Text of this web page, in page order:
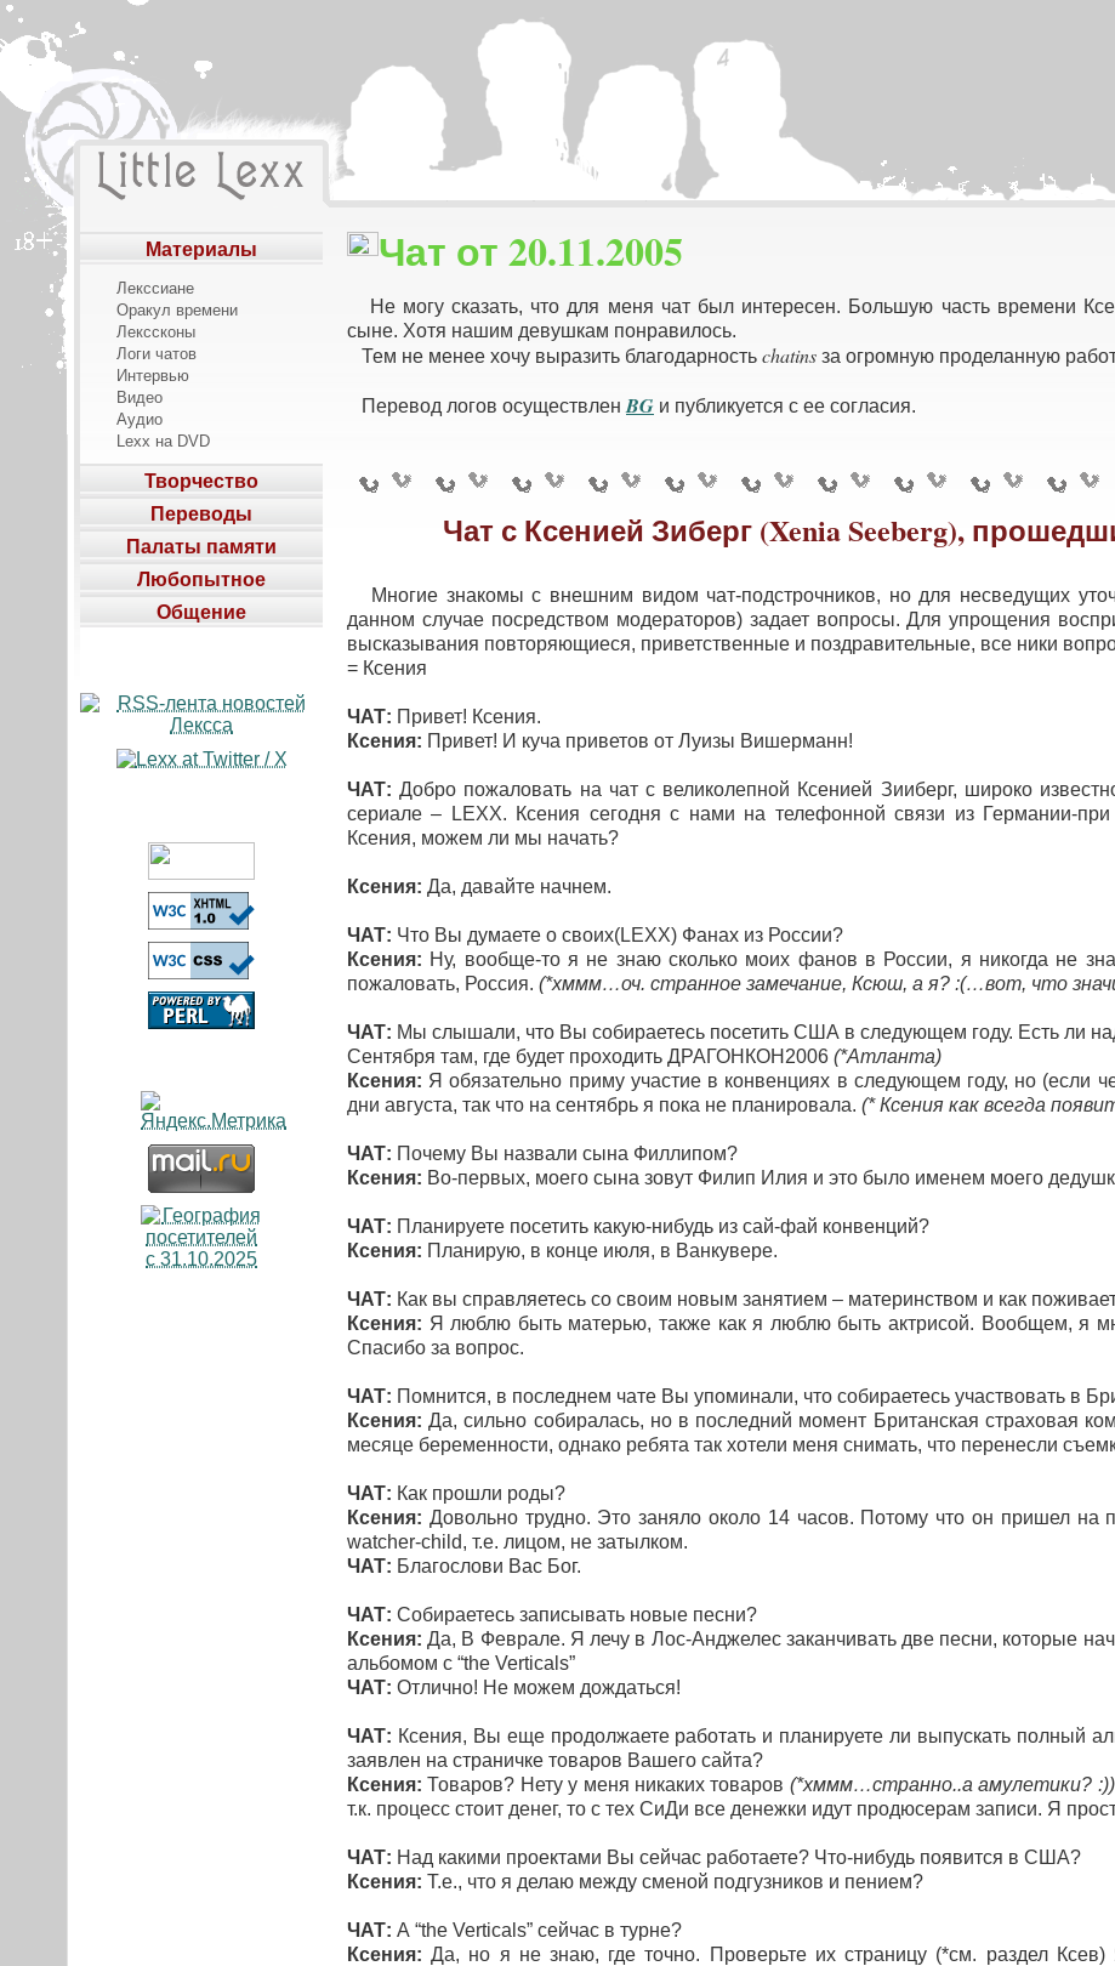
Материалы
Лекссиане
Оракул времени
Лекссконы
Логи чатов
Интервью
Видео
Аудио
Lexx на DVD
Творчество
Переводы
Палаты памяти
Любопытное
Общение
Чат от 20.11.2005
Не могу сказать, что для меня чат был интересен. Большую часть времени
сыне. Хотя нашим девушкам понравилось.
Тем не менее хочу выразить благодарность chatins за огромную проделанную
Перевод логов осуществлен BG и публикуется с ее согласия.
Чат с Ксенией Зиберг (Xenia Seeberg),
Многие знакомы с внешним видом чат-подстрочников, но для несведущих
данном случае посредством модераторов) задает вопросы. Для упрощения
высказывания повторяющиеся, приветственные и поздравительные, все ники
= Ксения
ЧАТ: Привет! Ксения.
Ксения: Привет! И куча приветов от Луизы Вишерманн!
ЧАТ: Добро пожаловать на чат с великолепной Ксенией Зииберг, широко
сериале – LEXX. Ксения сегодня с нами на телефонной связи из Германии-
Ксения, можем ли мы начать?
Ксения: Да, давайте начнем.
ЧАТ: Что Вы думаете о своих(LEXX) Фанах из России?
Ксения: Ну, вообще-то я не знаю сколько моих фанов в России, я никогда не
пожаловать, Россия. (*хммм…оч. странное замечание, Ксюш, а я? :(…вот, что
ЧАТ: Мы слышали, что Вы собираетесь посетить США в следующем году. Есть ли
Сентября там, где будет проходить ДРАГОНКОН2006 (*Атланта)
Ксения: Я обязательно приму участие в конвенциях в следующем году, но (если
дни августа, так что на сентябрь я пока не планировала. (* Ксения как всегда
ЧАТ: Почему Вы назвали сына Филлипом?
Ксения: Во-первых, моего сына зовут Филип Илия и это было именем моего
ЧАТ: Планируете посетить какую-нибудь из сай-фай конвенций?
Ксения: Планирую, в конце июля, в Ванкувере.
ЧАТ: Как вы справляетесь со своим новым занятием – материнством и как
Ксения: Я люблю быть матерью, также как я люблю быть актрисой. Вообщем, я
Спасибо за вопрос.
ЧАТ: Помнится, в последнем чате Вы упоминали, что собираетесь участвовать в
Ксения: Да, сильно собиралась, но в последний момент Британская страховая
месяце беременности, однако ребята так хотели меня снимать, что перенесли
ЧАТ: Как прошли роды?
Ксения: Довольно трудно. Это заняло около 14 часов. Потому что он пришел на
watcher-child, т.е. лицом, не затылком.
ЧАТ: Благослови Вас Бог.
ЧАТ: Собираетесь записывать новые песни?
Ксения: Да, В Феврале. Я лечу в Лос-Анджелес заканчивать две песни, которые
альбомом с “the Verticals”
ЧАТ: Отлично! Не можем дождаться!
ЧАТ: Ксения, Вы еще продолжаете работать и планируете ли выпускать полный
заявлен на страничке товаров Вашего сайта?
Ксения: Товаров? Нету у меня никаких товаров (*хммм…странно..а амулетики? :))
т.к. процесс стоит денег, то с тех СиДи все денежки идут продюсерам записи. Я
ЧАТ: Над какими проектами Вы сейчас работаете? Что-нибудь появится в США?
Ксения: Т.е., что я делаю между сменой подгузников и пением?
ЧАТ: А “the Verticals” сейчас в турне?
Ксения: Да, но я не знаю, где точно. Проверьте их страницу (*см. раздел